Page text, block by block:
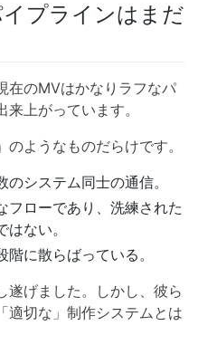
プラインはまだ
在のMVはかなりラフなパ
上がっています。
ようなものだらけです。
システム同士の通信。
フローであり、洗練された
ない。
に散らばっている。
遂げました。しかし、彼ら
適切な」制作システムとは